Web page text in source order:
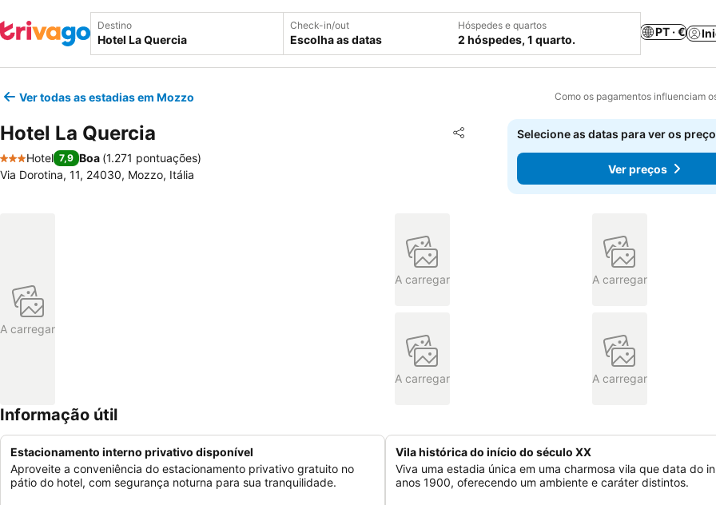
Destino Check-in/out
Escolha as datas
Hóspedes e quartos
2 hóspedes, 1 quarto.
PT · €
Ver todas as estadias em Mozzo Como os pagamentos influenciam
Hotel La Quercia Partilhar
Adicionar aos favoritos
3 Estrelas
Hotel 7,9 Boa (1.271 pontuações)
Via Dorotina, 11, 24030, Mozzo, Itália
Selecione as datas para ver os
Ver preços
A carregar
A carregar A carregar
A carregar A carregar
Informação útil
Estacionamento interno privativo disponível
Aproveite a conveniência do estacionamento privativo gratuito no
pátio do hotel, com segurança noturna para sua tranquilidade.
Vila histórica do início do século XX
Viva uma estadia única em uma charmosa vila que data do
anos 1900, oferecendo um ambiente e caráter distintos.